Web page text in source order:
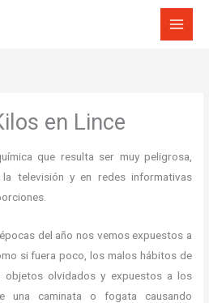
en Lince
que resulta ser muy peligrosa,
la televisión y en redes informativas
del año nos vemos expuestos a
si fuera poco, los malos hábitos de
objetos olvidados y expuestos a los
una caminata o fogata causando